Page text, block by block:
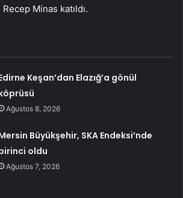
Minas katıldı.
Keşan’dan Elazığ’a gönül
Ağustos 8, 2026
Büyükşehir, SKA Endeksi’nde
oldu
Ağustos 7, 2026